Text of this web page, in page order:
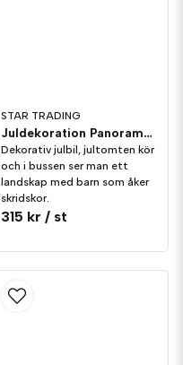
STAR TRADING
Juldekoration Panorama Merryville VW-buss
Dekorativ julbil, jultomten kör
och i bussen ser man ett
landskap med barn som åker
skridskor.
315 kr / st